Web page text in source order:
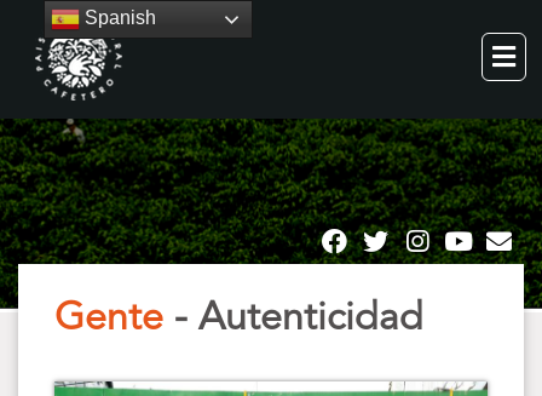
Gente - Autenticidad
Spanish